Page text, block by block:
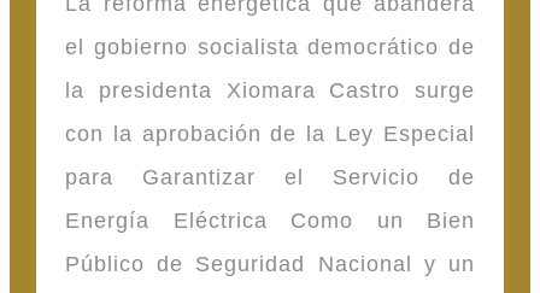
el gobierno socialista democrático de
la presidenta Xiomara Castro surge
con la aprobación de la Ley Especial
para Garantizar el Servicio de
Energía Eléctrica Como un Bien
Público de Seguridad Nacional y un